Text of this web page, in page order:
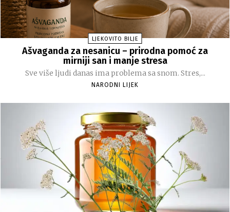
LJEKOVITO BILJE
Ašvaganda za nesanicu – prirodna pomoć za
mirniji san i manje stresa
Sve više ljudi danas ima problema sa snom. Stres,...
NARODNI LIJEK